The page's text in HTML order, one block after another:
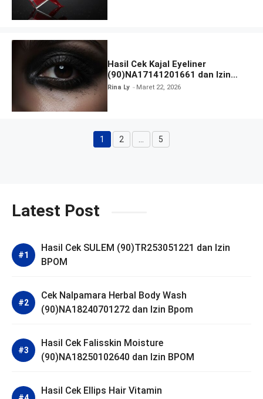
Hasil Cek Kajal Eyeliner
(90)NA17141201661 dan Izin
BPOM
Rina Ly Maret 22, 2026
Halaman
1 Halaman
2 5
Latest Post
Hasil Cek SULEM (90)TR253051221 dan Izin
BPOM
Cek Nalpamara Herbal Body Wash
(90)NA18240701272 dan Izin Bpom
Hasil Cek Falisskin Moisture
(90)NA18250102640 dan Izin BPOM
Hasil Cek Ellips Hair Vitamin